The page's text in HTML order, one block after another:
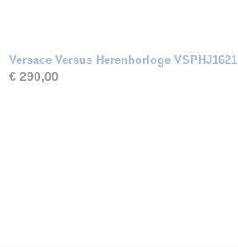
Versace Versus Herenhorloge VSPHJ1621
€ 290,00